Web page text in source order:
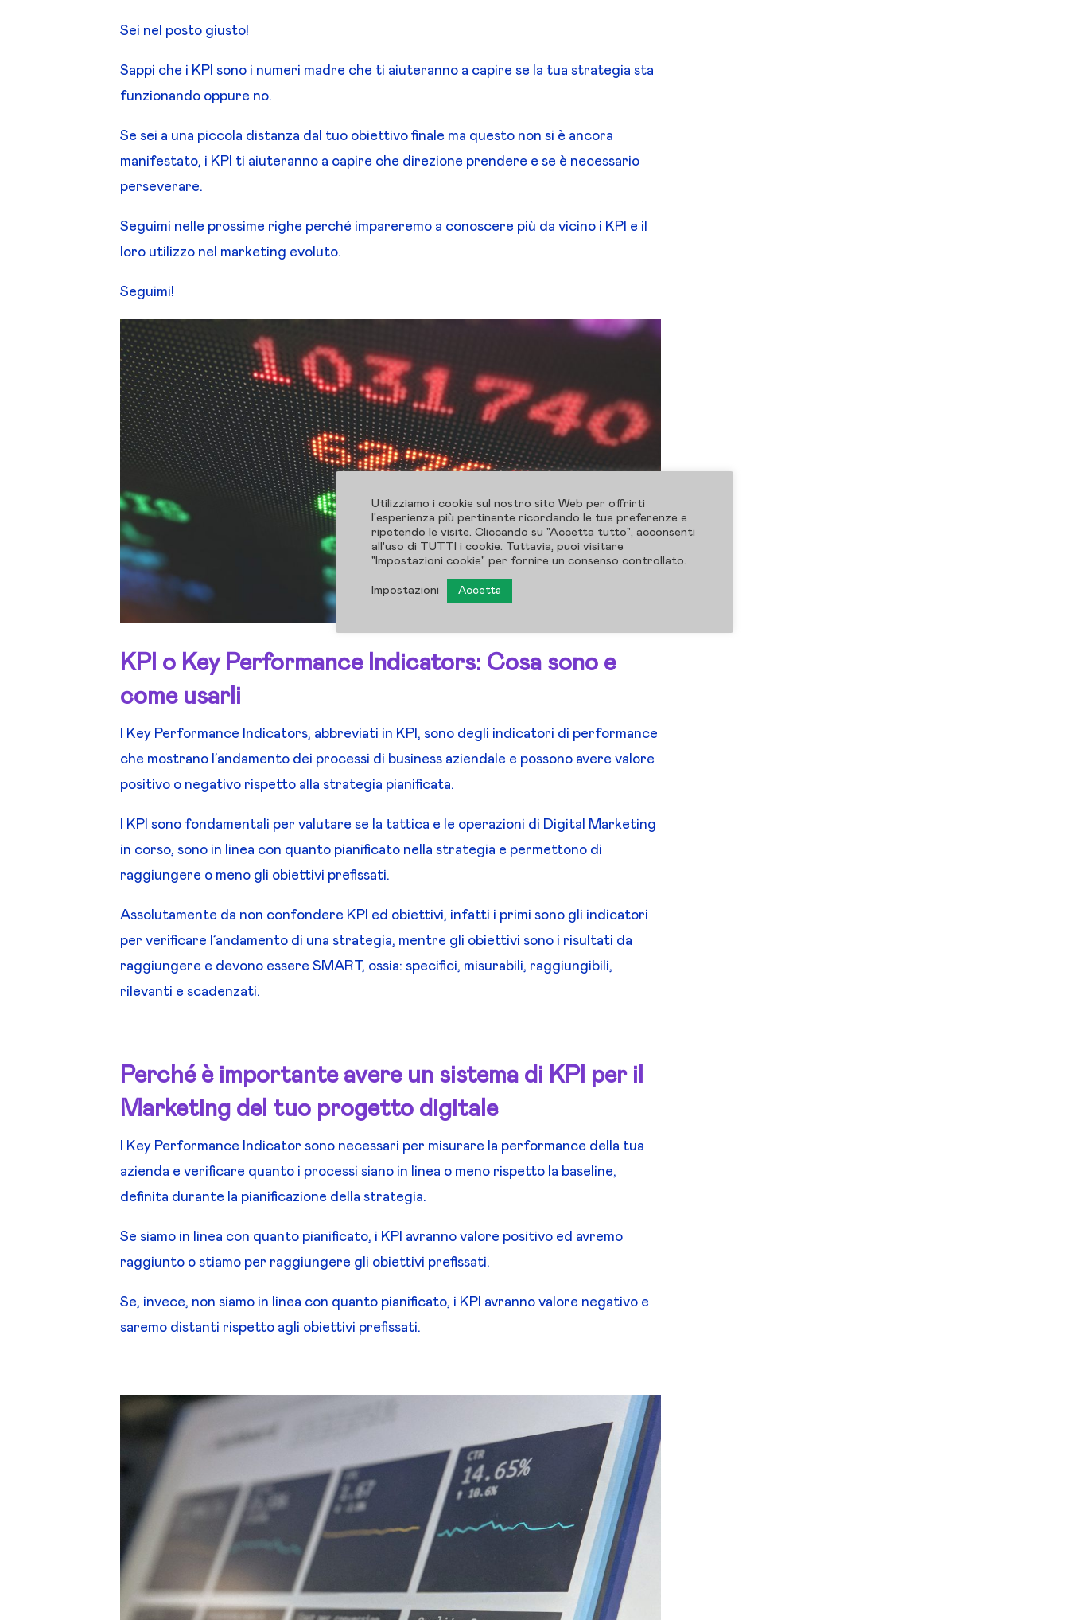
Sei nel posto giusto!
Sappi che i KPI sono i numeri madre che ti aiuteranno a capire se la tua strategia sta
funzionando oppure no.
Se sei a una piccola distanza dal tuo obiettivo finale ma questo non si è ancora
manifestato, i KPI ti aiuteranno a capire che direzione prendere e se è necessario
perseverare.
Seguimi nelle prossime righe perché impareremo a conoscere più da vicino i KPI e il
loro utilizzo nel marketing evoluto.
Seguimi!
KPI o Key Performance Indicators: Cosa sono e
come usarli
I Key Performance Indicators, abbreviati in KPI, sono degli indicatori di performance
che mostrano l’andamento dei processi di business aziendale e possono avere valore
positivo o negativo rispetto alla strategia pianificata.
I KPI sono fondamentali per valutare se la tattica e le operazioni di Digital Marketing
in corso, sono in linea con quanto pianificato nella strategia e permettono di
raggiungere o meno gli obiettivi prefissati.
Assolutamente da non confondere KPI ed obiettivi, infatti i primi sono gli indicatori
per verificare l’andamento di una strategia, mentre gli obiettivi sono i risultati da
raggiungere e devono essere SMART, ossia: specifici, misurabili, raggiungibili,
rilevanti e scadenzati.
Perché è importante avere un sistema di KPI per il
Marketing del tuo progetto digitale
I Key Performance Indicator sono necessari per misurare la performance della tua
azienda e verificare quanto i processi siano in linea o meno rispetto la baseline,
definita durante la pianificazione della strategia.
Se siamo in linea con quanto pianificato, i KPI avranno valore positivo ed avremo
raggiunto o stiamo per raggiungere gli obiettivi prefissati.
Se, invece, non siamo in linea con quanto pianificato, i KPI avranno valore negativo e
saremo distanti rispetto agli obiettivi prefissati.
Utilizziamo i cookie sul nostro sito Web per offrirti
l'esperienza più pertinente ricordando le tue preferenze e
ripetendo le visite. Cliccando su "Accetta tutto", acconsenti
all'uso di TUTTI i cookie. Tuttavia, puoi visitare
"Impostazioni cookie" per fornire un consenso controllato.
Impostazioni Accetta